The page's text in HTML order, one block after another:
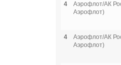
4
Аэрофлот/АК
Аэрофлот)
4
Аэрофлот/АК
Аэрофлот)